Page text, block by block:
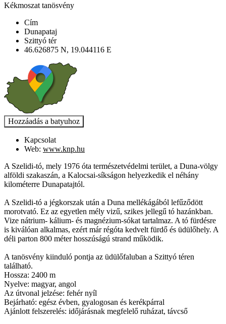
Kékmoszat tanösvény
Cím
Dunapataj
Szittyó tér
46.626875 N, 19.044116 E
Kapcsolat
Web: www.knp.hu
A Szelidi-tó, mely 1976 óta természetvédelmi terület, a Duna-völgy
alföldi szakaszán, a Kalocsai-síkságon helyezkedik el néhány
kilométerre Dunapatajtól.
A Szelidi-tó a jégkorszak után a Duna mellékágából lefűződött
morotvató. Ez az egyetlen mély vizű, szikes jellegű tó hazánkban.
Vize nátrium- kálium- és magnézium-sókat tartalmaz. A tó fürdésre
is kiválóan alkalmas, ezért már régóta kedvelt fürdő és üdülőhely. A
déli parton 800 méter hosszúságú strand működik.
A tanösvény kiinduló pontja az üdülőfaluban a Szittyó téren
található.
Hossza: 2400 m
Nyelve: magyar, angol
Az útvonal jelzése: fehér nyíl
Bejárható: egész évben, gyalogosan és kerékpárral
Ajánlott felszerelés: időjárásnak megfelelő ruházat, távcső